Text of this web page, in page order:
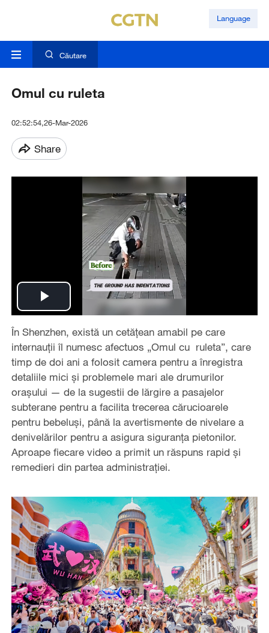
Language
Căutare
Omul cu ruleta
02:52:54,26-Mar-2026
Share
Play
Video
În Shenzhen, există un cetățean amabil pe care
internauții îl numesc afectuos „Omul cu ruleta”, care
timp de doi ani a folosit camera pentru a înregistra
detaliile mici și problemele mari ale drumurilor
orașului — de la sugestii de lărgire a pasajelor
subterane pentru a facilita trecerea cărucioarele
pentru bebeluși, până la avertismente de nivelare a
denivelărilor pentru a asigura siguranța pietonilor.
Aproape fiecare video a primit un răspuns rapid și
remedieri din partea administrației.